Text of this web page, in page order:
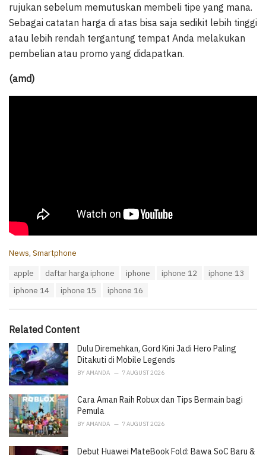
rujukan sebelum memutuskan membeli tipe yang mana.
Sebagai catatan harga di atas bisa saja sedikit lebih tinggi
atau lebih rendah tergantung tempat Anda melakukan
pembelian atau promo yang didapatkan.
(amd)
C
i
s
:
News, Smartphone
apple daftar harga iphone iphone iphone 12
iphone 13
iphone 14
iphone 15 iphone 16
Related Content
Dulu Diremehkan, Gord Kini Jadi Hero Paling
Ditakuti di Mobile Legends
BY AMANDA 7 AUGUST 2026
Cara Aman Raih Robux dan Tips Bermain bagi
Pemula
BY AMANDA 7 AUGUST 2026
Debut Huawei MateBook Fold: Bawa SoC Baru &